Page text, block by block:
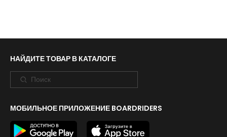
НАЙДИТЕ ТОВАР В КАТАЛОГЕ
МОБИЛЬНОЕ ПРИЛОЖЕНИЕ BOARDRIDERS